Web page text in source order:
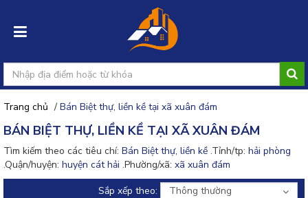
Đăng
nhập
Đăng
ký
Trang chủ / Bán Biệt thự, liền kề tại xã xuân đám
BÁN BIỆT THỰ, LIỀN KỀ TẠI XÃ XUÂN ĐÁM
Tìm kiếm theo các tiêu chí: Bán Biệt thự, liền kề .Tỉnh/tp: hải phòng
.Quận/huyện: huyện cát hải .Phường/xã: xã xuân đám
Sắp xếp theo:
Thông thường